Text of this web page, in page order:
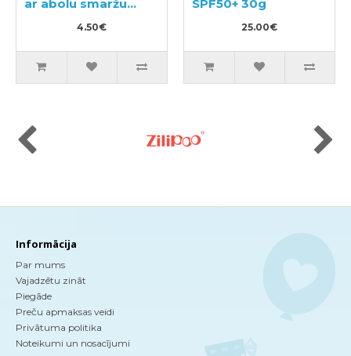
ar abolu smaržu
4.50€
SPF50+ 30g
25.00€
Informācija
Par mums
Vajadzētu zināt
Piegāde
Preču apmaksas veidi
Privātuma politika
Noteikumi un nosacījumi